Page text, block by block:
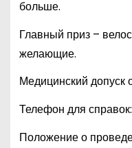
больше.
Главный приз –
желающие.
Медицинский допуск
Телефон для
Положение о